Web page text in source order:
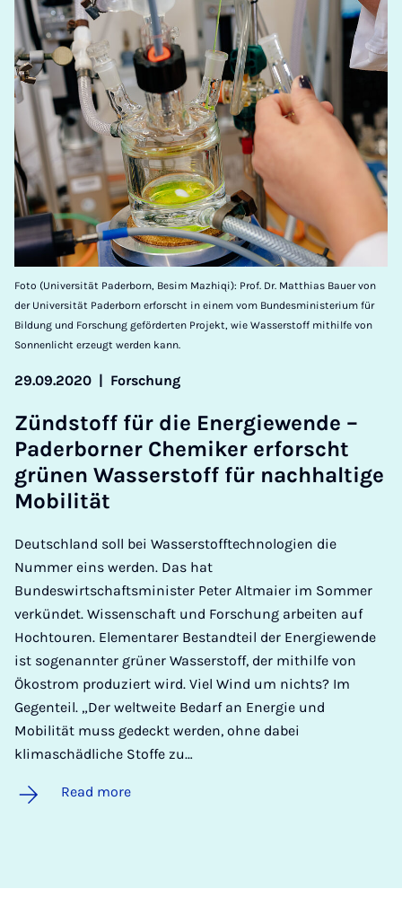
Foto (Universität Paderborn, Besim Mazhiqi): Prof. Dr. Matthias Bauer von
der Universität Paderborn erforscht in einem vom Bundesministerium für
Bildung und Forschung geförderten Projekt, wie Wasserstoff mithilfe von
Sonnenlicht erzeugt werden kann.
29.09.2020 Forschung
Zünd­stoff für die En­er­giewende –
Pader­borner Chemiker er­forscht
grün­en Wasser­stoff für nach­haltige
Mo­bil­ität
Deutschland soll bei Wasserstofftechnologien die
Nummer eins werden. Das hat
Bundeswirtschaftsminister Peter Altmaier im Sommer
verkündet. Wissenschaft und Forschung arbeiten auf
Hochtouren. Elementarer Bestandteil der Energiewende
ist sogenannter grüner Wasserstoff, der mithilfe von
Ökostrom produziert wird. Viel Wind um nichts? Im
Gegenteil. „Der weltweite Bedarf an Energie und
Mobilität muss gedeckt werden, ohne dabei
klimaschädliche Stoffe zu…
Read more